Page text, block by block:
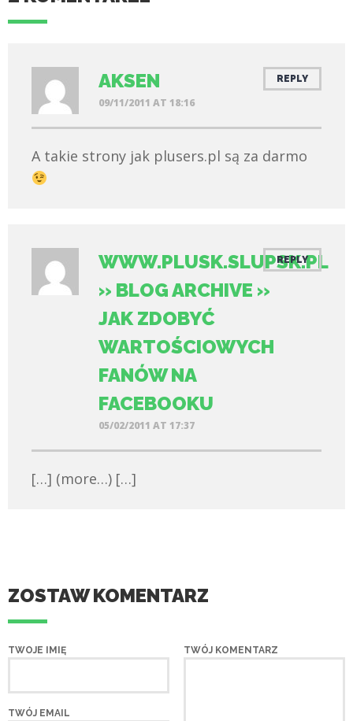
AKSEN
09/11/2011 AT 18:16
REPLY
A takie strony jak plusers.pl są za darmo
WWW.PLUSK.SLUPSK.PL
» BLOG ARCHIVE »
JAK ZDOBYĆ
WARTOŚCIOWYCH
FANÓW NA
FACEBOOKU
05/02/2011 AT 17:37
REPLY
[…] (more…) […]
ZOSTAW KOMENTARZ
TWÓJ KOMENTARZ
TWOJE IMIĘ
TWÓJ EMAIL